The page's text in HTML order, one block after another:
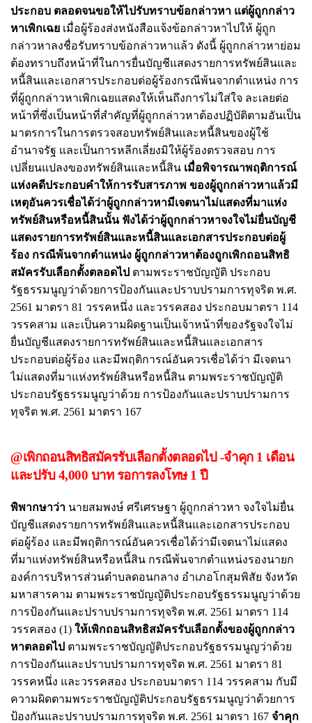
ประกอบ ตลอดจนขอให้ไปรับทราบข้อกล่าวหา แต่ผู้ถูกกล่าว
หาเพิกเฉย เมื่อผู้ร้องส่งหนังสือแจ้งข้อกล่าวหาไปให้ ผู้ถูก
กล่าวหาลงชื่อรับทราบข้อกล่าวหาแล้ว ดังนี้ ผู้ถูกกล่าวหาย่อม
ต้องทราบถึงหน้าที่ในการยื่นบัญชีแสดงรายการทรัพย์สินและ
หนี้สินและเอกสารประกอบต่อผู้ร้องกรณีพ้นจากตำแหน่ง การ
ที่ผู้ถูกกล่าวหาเพิกเฉยแสดงให้เห็นถึงการไม่ใส่ใจ ละเลยต่อ
หน้าที่ซึ่งเป็นหน้าที่สำคัญที่ผู้ถูกกล่าวหาต้องปฏิบัติตามอันเป็น
มาตรการในการตรวจสอบทรัพย์สินและหนี้สินของผู้ใช้
อำนาจรัฐ และเป็นการหลีกเลี่ยงมิให้ผู้ร้องตรวจสอบ การ
เปลี่ยนแปลงของทรัพย์สินและหนี้สิน เมื่อพิจารณาพฤติการณ์
แห่งคดีประกอบคำให้การรับสารภาพ ของผู้ถูกกล่าวหาแล้วมี
เหตุอันควรเชื่อได้ว่าผู้ถูกกล่าวหามีเจตนาไม่แสดงที่มาแห่ง
ทรัพย์สินหรือหนี้สินนั้น ฟังได้ว่าผู้ถูกกล่าวหาจงใจไม่ยื่นบัญชี
แสดงรายการทรัพย์สินและหนี้สินและเอกสารประกอบต่อผู้
ร้อง กรณีพ้นจากตำแหน่ง ผู้ถูกกล่าวหาต้องถูกเพิกถอนสิทธิ
สมัครรับเลือกตั้งตลอดไป ตามพระราชบัญญัติ ประกอบ
รัฐธรรมนูญว่าด้วยการป้องกันและปราบปรามการทุจริต พ.ศ.
2561 มาตรา 81 วรรคหนึ่ง และวรรคสอง ประกอบมาตรา 114
วรรคสาม และเป็นความผิดฐานเป็นเจ้าหน้าที่ของรัฐจงใจไม่
ยื่นบัญชีแสดงรายการทรัพย์สินและหนี้สินและเอกสาร
ประกอบต่อผู้ร้อง และมีพฤติการณ์อันควรเชื่อได้ว่า มีเจตนา
ไม่แสดงที่มาแห่งทรัพย์สินหรือหนี้สิน ตามพระราชบัญญัติ
ประกอบรัฐธรรมนูญว่าด้วย การป้องกันและปราบปรามการ
ทุจริต พ.ศ. 2561 มาตรา 167
@เพิกถอนสิทธิสมัครรับเลือกตั้งตลอดไป -จำคุก 1 เดือน
และปรับ 4,000 บาท รอการลงโทษ 1 ปี
พิพากษาว่า นายสมพงษ์ ศรีเศรษฐา ผู้ถูกกล่าวหา จงใจไม่ยื่น
บัญชีแสดงรายการทรัพย์สินและหนี้สินและเอกสารประกอบ
ต่อผู้ร้อง และมีพฤติการณ์อันควรเชื่อได้ว่ามีเจตนาไม่แสดง
ที่มาแห่งทรัพย์สินหรือหนี้สิน กรณีพ้นจากตำแหน่งรองนายก
องค์การบริหารส่วนตำบลดอนกลาง อำเภอโกสุมพิสัย จังหวัด
มหาสารคาม ตามพระราชบัญญัติประกอบรัฐธรรมนูญว่าด้วย
การป้องกันและปราบปรามการทุจริต พ.ศ. 2561 มาตรา 114
วรรคสอง (1) ให้เพิกถอนสิทธิสมัครรับเลือกตั้งของผู้ถูกกล่าว
หาตลอดไป ตามพระราชบัญญัติประกอบรัฐธรรมนูญว่าด้วย
การป้องกันและปราบปรามการทุจริต พ.ศ. 2561 มาตรา 81
วรรคหนึ่ง และวรรคสอง ประกอบมาตรา 114 วรรคสาม กับมี
ความผิดตามพระราชบัญญัติประกอบรัฐธรรมนูญว่าด้วยการ
ป้องกันและปราบปรามการทุจริต พ.ศ. 2561 มาตรา 167 จำคุก